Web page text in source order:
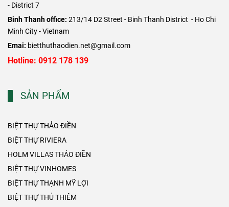
- District 7
Binh Thanh office: 213/14 D2 Street - Binh Thanh District - Ho Chi
Minh City - Vietnam
Emai: bietthuthaodien.net@gmail.com
Hotline: 0912 178 139
SẢN PHẨM
BIỆT THỰ THẢO ĐIỀN
BIỆT THỰ RIVIERA
HOLM VILLAS THẢO ĐIỀN
BIỆT THỰ VINHOMES
BIỆT THỰ THẠNH MỸ LỢI
BIỆT THỰ THỦ THIÊM